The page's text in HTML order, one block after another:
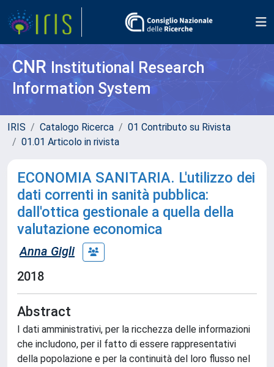
CNR Institutional Research
Information System
IRIS Catalogo Ricerca
01 Contributo su Rivista
01.01 Articolo in rivista
ECONOMIA SANITARIA. L'utilizzo dei
dati correnti in sanità pubblica:
dall'ottica gestionale a quella della
valutazione economica
Anna Gigli
2018
Abstract
I dati amministrativi, per la ricchezza delle informazioni
che includono, per il fatto di essere rappresentativi
della popolazione e per la continuità del loro flusso nel